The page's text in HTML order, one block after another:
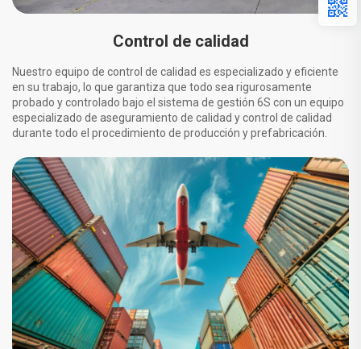
Control de calidad
Nuestro equipo de control de calidad es especializado y eficiente
en su trabajo, lo que garantiza que todo sea rigurosamente
probado y controlado bajo el sistema de gestión 6S con un equipo
especializado de aseguramiento de calidad y control de calidad
durante todo el procedimiento de producción y prefabricación.